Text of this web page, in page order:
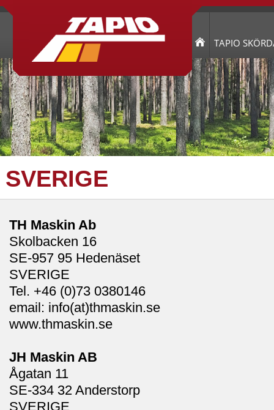
TAPIO
SVERIGE
TH Maskin Ab
Skolbacken 16
SE-957 95 Hedenäset
SVERIGE
Tel. +46 (0)73 0380146
email: info(at)thmaskin.se
www.thmaskin.se
JH Maskin AB
Ågatan 11
SE-334 32 Anderstorp
SVERIGE